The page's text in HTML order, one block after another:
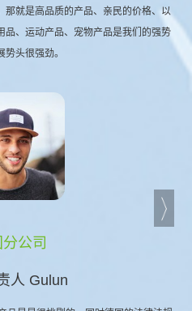
那就是高品质的产品、亲民的价格、以
品、运动产品、宠物产品是我们的强势
势头很强劲。
公司
人 Gulun